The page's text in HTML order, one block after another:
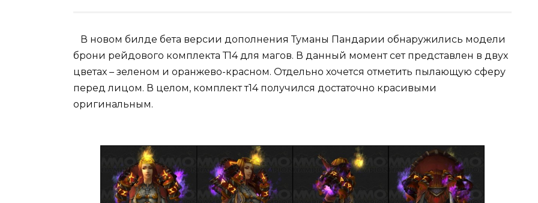
В новом билде бета версии дополнения Туманы Пандарии обнаружились модели
брони рейдового комплекта Т14 для магов. В данный момент сет представлен в двух
цветах – зеленом и оранжево-красном. Отдельно хочется отметить пылающую сферу
перед лицом. В целом, комплект т14 получился достаточно красивыми
оригинальным.